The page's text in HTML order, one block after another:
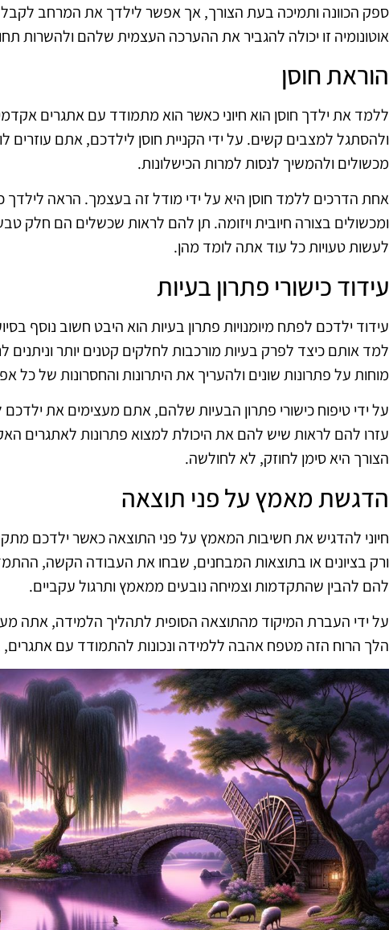
ספק הכוונה ותמיכה בעת הצורך, אך אפשר לילדך את המרחב לקבל
אוטונומיה זו יכולה להגביר את ההערכה העצמית שלהם ולהשרות
הוראת חוסן
ללמד את ילדך חוסן הוא חיוני כאשר הוא מתמודד עם אתגרים
ולהסתגל למצבים קשים. על ידי הקניית חוסן לילדכם, אתם
מכשולים ולהמשיך לנסות למרות הכישלונות.
אחת הדרכים ללמד חוסן היא על ידי מודל זה בעצמך. הראה
ומכשולים בצורה חיובית ויזומה. תן להם לראות שכשלים הם חלק
לעשות טעויות כל עוד אתה לומד מהן.
עידוד כישורי פתרון בעיות
עידוד ילדכם לפתח מיומנויות פתרון בעיות הוא היבט חשוב נוסף
למד אותם כיצד לפרק בעיות מורכבות לחלקים קטנים יותר וניתנים
מוחות על פתרונות שונים ולהעריך את היתרונות והחסרונות של כל
על ידי טיפוח כישורי פתרון הבעיות שלהם, אתם מעצימים את
עזרו להם לראות שיש להם את היכולת למצוא פתרונות לאתגרים
הצורך היא סימן לחוזק, לא לחולשה.
הדגשת מאמץ על פני תוצאה
חיוני להדגיש את חשיבות המאמץ על פני התוצאה כאשר ילדכם
ורק בציונים או בתוצאות המבחנים, שבחו את העבודה הקשה,
להם להבין שהתקדמות וצמיחה נובעים ממאמץ ותרגול עקביים.
על ידי העברת המיקוד מהתוצאה הסופית לתהליך הלמידה, אתה
הלך הרוח הזה מטפח אהבה ללמידה ונכונות להתמודד עם אתגרים,